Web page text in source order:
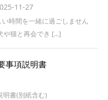
11-27
時間を一緒に過ごしません
や猫と再会でき […]
事項説明書
明書(別紙含む)